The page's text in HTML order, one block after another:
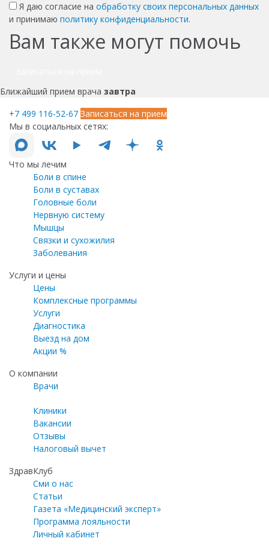
Я даю согласие на обработку своих персональных данных
и принимаю политику конфиденциальности.
Вам также могут помочь
Ближайший прием врача завтра
+7 499 116-52-67 Записаться на прием
Мы в социальных сетях:
Что мы лечим
Боли в спине
Боли в суставах
Головные боли
Нервную систему
Мышцы
Связки и сухожилия
Заболевания
Услуги и цены
Цены
Комплексные программы
Услуги
Диагностика
Выезд на дом
Акции %
О компании
Врачи
Клиники
Вакансии
Отзывы
Налоговый вычет
ЗдравКлуб
Сми о нас
Статьи
Газета «Медицинский эксперт»
Программа лояльности
Личный кабинет